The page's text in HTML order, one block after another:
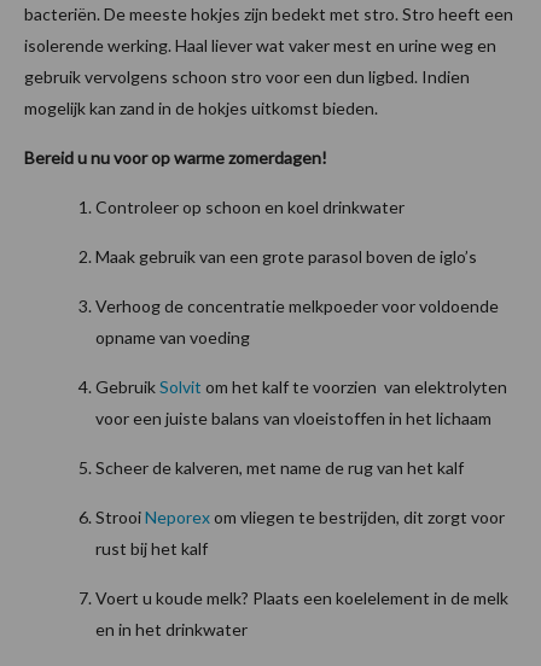
bacteriën. De meeste hokjes zijn bedekt met stro. Stro heeft een
isolerende werking. Haal liever wat vaker mest en urine weg en
gebruik vervolgens schoon stro voor een dun ligbed. Indien
mogelijk kan zand in de hokjes uitkomst bieden.
Bereid u nu voor op warme zomerdagen!
Controleer op schoon en koel drinkwater
Maak gebruik van een grote parasol boven de iglo’s
Verhoog de concentratie melkpoeder voor voldoende
opname van voeding
GebruikSolvit om het kalf te voorzien van elektrolyten
voor een juiste balans van vloeistoffen in het lichaam
Scheer de kalveren, met name de rug van het kalf
StrooiNeporexom vliegen te bestrijden, dit zorgt voor
rust bij het kalf
Voert u koude melk? Plaats een koelelement in de melk
en in het drinkwater